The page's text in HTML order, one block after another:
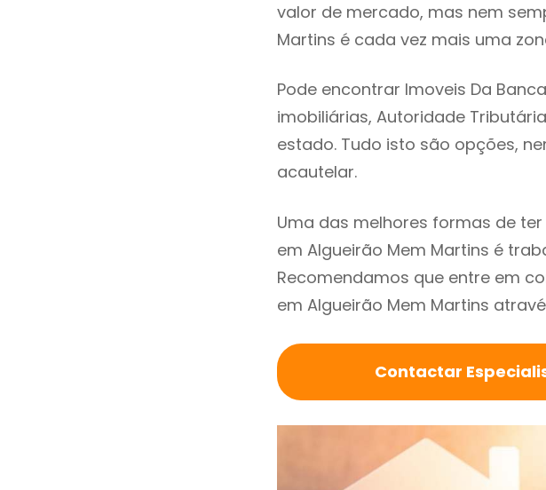
valor de mercado, mas nem
Martins é cada vez mais uma
Pode encontrar Imoveis Da
imobiliárias, Autoridade
estado. Tudo isto são opções,
acautelar.
Uma das melhores formas de
em Algueirão Mem Martins é
Recomendamos que entre em
em Algueirão Mem Martins
Contactar